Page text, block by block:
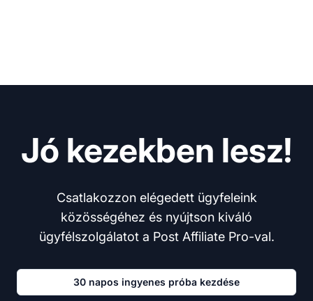
Jó kezekben lesz!
Csatlakozzon elégedett ügyfeleink
közösségéhez és nyújtson kiváló
ügyfélszolgálatot a Post Affiliate Pro-val.
30 napos ingyenes próba kezdése